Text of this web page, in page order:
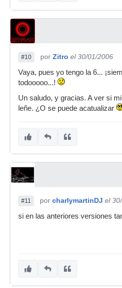
#10 por Zitro el 30/01/2006
Vaya, pues yo tengo la 6...
todooooo...!
Un saludo, y gracias. A ver si
leñe. ¿O se puede acatualizar
#11 por charlymartinDJ el
si en las anteriores versiones